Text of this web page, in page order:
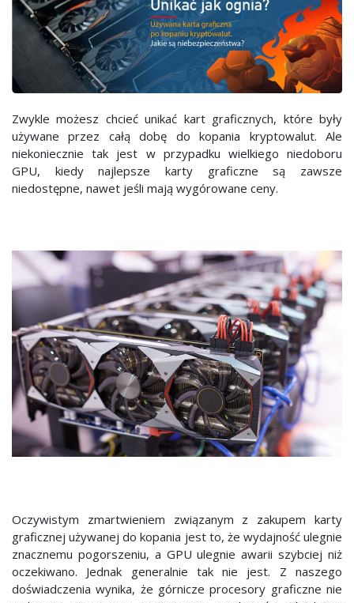
Zwykle możesz chcieć unikać kart graficznych, które były
używane przez całą dobę do kopania kryptowalut. Ale
niekoniecznie tak jest w przypadku wielkiego niedoboru
GPU, kiedy najlepsze karty graficzne są zawsze
niedostępne, nawet jeśli mają wygórowane ceny.
Oczywistym zmartwieniem związanym z zakupem karty
graficznej używanej do kopania jest to, że wydajność ulegnie
znacznemu pogorszeniu, a GPU ulegnie awarii szybciej niż
oczekiwano. Jednak generalnie tak nie jest. Z naszego
doświadczenia wynika, że górnicze procesory graficzne nie